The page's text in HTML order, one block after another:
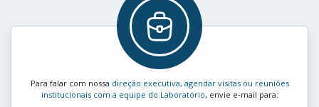
Para falar com nossa direção executiva, agendar visitas ou reuniões
institucionais com a equipe do Laboratório, envie e‑mail para: